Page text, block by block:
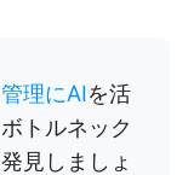
理にAIを活
トルネック
見しましょ